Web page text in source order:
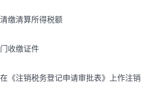
清算所得税额
收缴证件
注销税务登记申请审批表》上作注销